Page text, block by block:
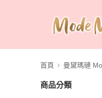
首頁 曼黛瑪璉
商品分類